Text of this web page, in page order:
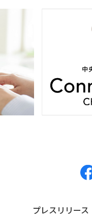
プレスリリース